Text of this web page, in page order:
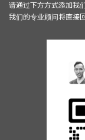
请通过下方方式添加我
我们的专业顾问将直接回